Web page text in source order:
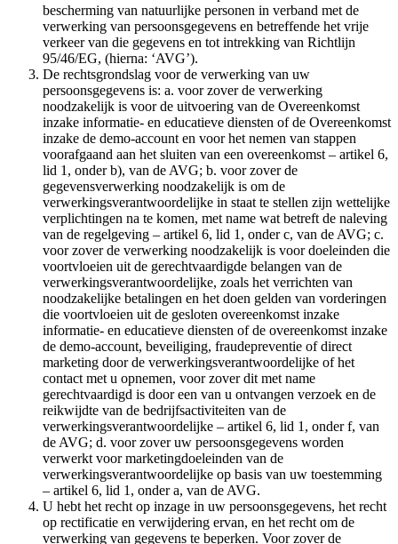
bescherming van natuurlijke personen in verband met de
verwerking van persoonsgegevens en betreffende het vrije
verkeer van die gegevens en tot intrekking van Richtlijn
95/46/EG, (hierna: ‘AVG’).
De rechtsgrondslag voor de verwerking van uw
persoonsgegevens is: a. voor zover de verwerking
noodzakelijk is voor de uitvoering van de Overeenkomst
inzake informatie- en educatieve diensten of de Overeenkomst
inzake de demo-account en voor het nemen van stappen
voorafgaand aan het sluiten van een overeenkomst – artikel 6,
lid 1, onder b), van de AVG; b. voor zover de
gegevensverwerking noodzakelijk is om de
verwerkingsverantwoordelijke in staat te stellen zijn wettelijke
verplichtingen na te komen, met name wat betreft de naleving
van de regelgeving – artikel 6, lid 1, onder c, van de AVG; c.
voor zover de verwerking noodzakelijk is voor doeleinden die
voortvloeien uit de gerechtvaardigde belangen van de
verwerkingsverantwoordelijke, zoals het verrichten van
noodzakelijke betalingen en het doen gelden van vorderingen
die voortvloeien uit de gesloten overeenkomst inzake
informatie- en educatieve diensten of de overeenkomst inzake
de demo-account, beveiliging, fraudepreventie of direct
marketing door de verwerkingsverantwoordelijke of het
contact met u opnemen, voor zover dit met name
gerechtvaardigd is door een van u ontvangen verzoek en de
reikwijdte van de bedrijfsactiviteiten van de
verwerkingsverantwoordelijke – artikel 6, lid 1, onder f, van
de AVG; d. voor zover uw persoonsgegevens worden
verwerkt voor marketingdoeleinden van de
verwerkingsverantwoordelijke op basis van uw toestemming
– artikel 6, lid 1, onder a, van de AVG.
U hebt het recht op inzage in uw persoonsgegevens, het recht
op rectificatie en verwijdering ervan, en het recht om de
verwerking van gegevens te beperken. Voor zover de